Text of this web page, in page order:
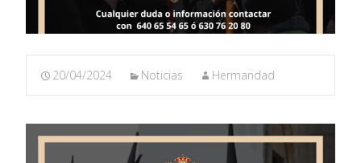
20/04/2024 Noticias Hermandad